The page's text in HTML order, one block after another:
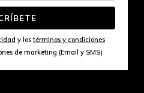
y lostérminos y condiciones
de marketing (Email y SMS)